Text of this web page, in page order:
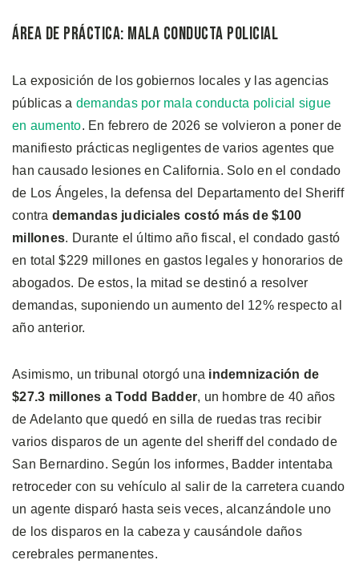
Área de Práctica: Mala Conducta Policial
La exposición de los gobiernos locales y las agencias
públicas a demandas por mala conducta policial sigue
en aumento. En febrero de 2026 se volvieron a poner de
manifiesto prácticas negligentes de varios agentes que
han causado lesiones en California. Solo en el condado
de Los Ángeles, la defensa del Departamento del Sheriff
contra demandas judiciales costó más de $100
millones. Durante el último año fiscal, el condado gastó
en total $229 millones en gastos legales y honorarios de
abogados. De estos, la mitad se destinó a resolver
demandas, suponiendo un aumento del 12% respecto al
año anterior.
Asimismo, un tribunal otorgó una indemnización de
$27.3 millones a Todd Badder, un hombre de 40 años
de Adelanto que quedó en silla de ruedas tras recibir
varios disparos de un agente del sheriff del condado de
San Bernardino. Según los informes, Badder intentaba
retroceder con su vehículo al salir de la carretera cuando
un agente disparó hasta seis veces, alcanzándole uno
de los disparos en la cabeza y causándole daños
cerebrales permanentes.